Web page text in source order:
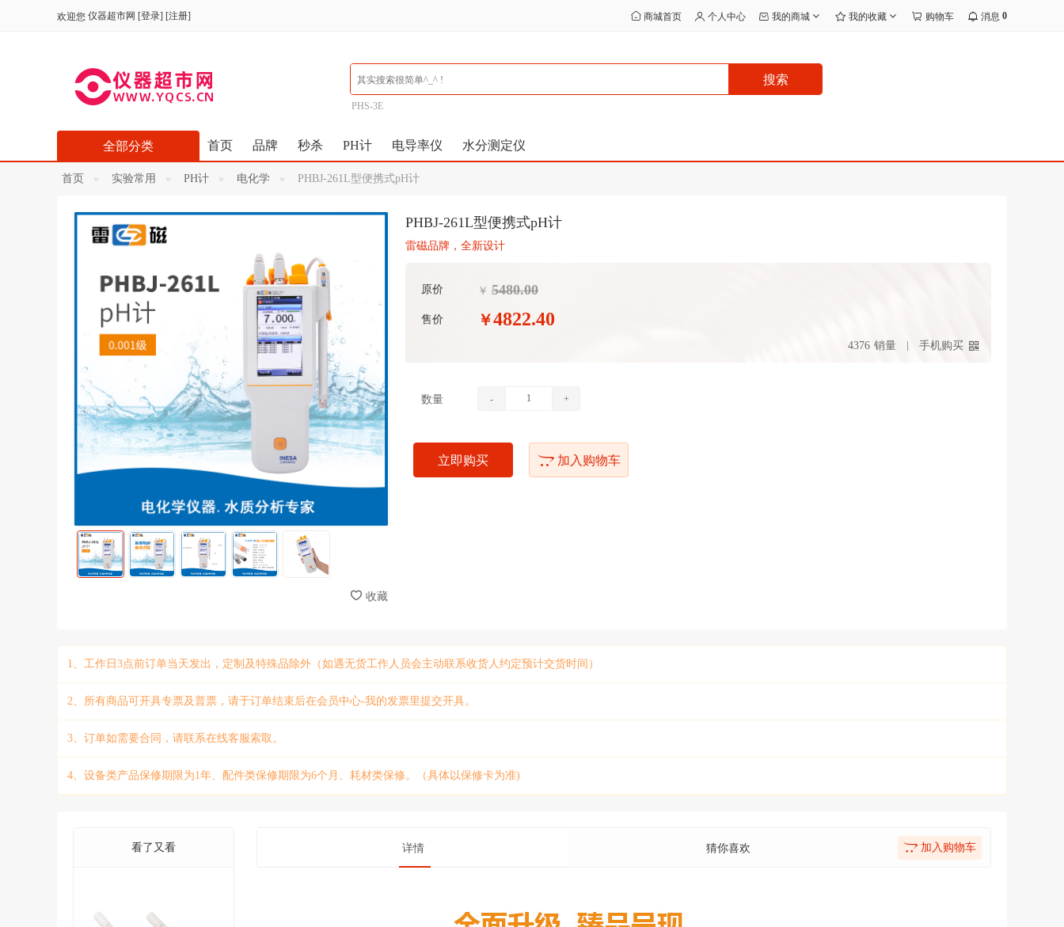
欢迎您 仪器超市网 [登录] [注册] 商城首页 个人中心 我的商城 我的收藏 购物车 消息 0
搜索
PHS-3E
首页 品牌 秒杀 PH计 电导率仪 水分测定仪
全部分类
首页 实验常用 PH计 电化学 PHBJ-261L型便携式pH计
收藏
PHBJ-261L型便携式pH计
雷磁品牌，全新设计
原价 ￥ 5480.00
售价 ￥4822.40
4376 销量 手机购买
数量 - +
立即购买 加入购物车
1、工作日3点前订单当天发出，定制及特殊品除外（如遇无货工作人员会主动联系收货人约定预计交货时间）
2、所有商品可开具专票及普票，请于订单结束后在会员中心-我的发票里提交开具。
3、订单如需要合同，请联系在线客服索取。
4、设备类产品保修期限为1年、配件类保修期限为6个月、耗材类保修。（具体以保修卡为准)
看了又看 加入购物车
详情 猜你喜欢